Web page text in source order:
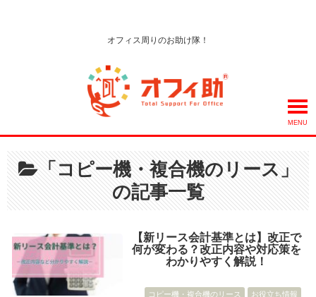
オフィス周りのお助け隊！
MENU
「コピー機・複合機のリース」
の記事一覧
【新リース会計基準とは】改正で
何が変わる？改正内容や対応策を
わかりやすく解説！
コピー機・複合機のリース お役立ち情報